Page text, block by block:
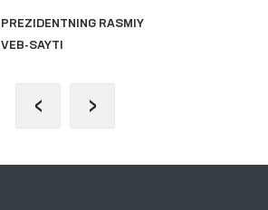
PREZIDENTNING RASMIY
VEB-SAYTI
‹ ›